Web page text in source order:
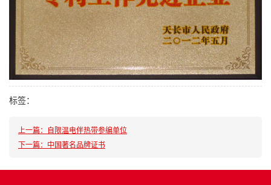
标签：
上一篇：自限温电伴热带参编单位
下一篇：中国著名品牌证书